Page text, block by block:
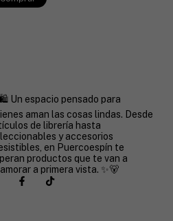
Un espacio pensado para
aman las cosas lindas. Desde
de librería hasta
y accesorios
en Puercoespín te
productos que te van a
a primera vista. ✨🐻